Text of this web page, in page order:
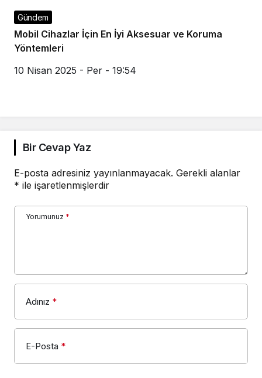
Gündem
Mobil Cihazlar İçin En İyi Aksesuar ve Koruma
Yöntemleri
10 Nisan 2025 - Per - 19:54
Bir Cevap Yaz
E-posta adresiniz yayınlanmayacak. Gerekli alanlar
* ile işaretlenmişlerdir
Yorumunuz *
Adınız *
E-Posta *